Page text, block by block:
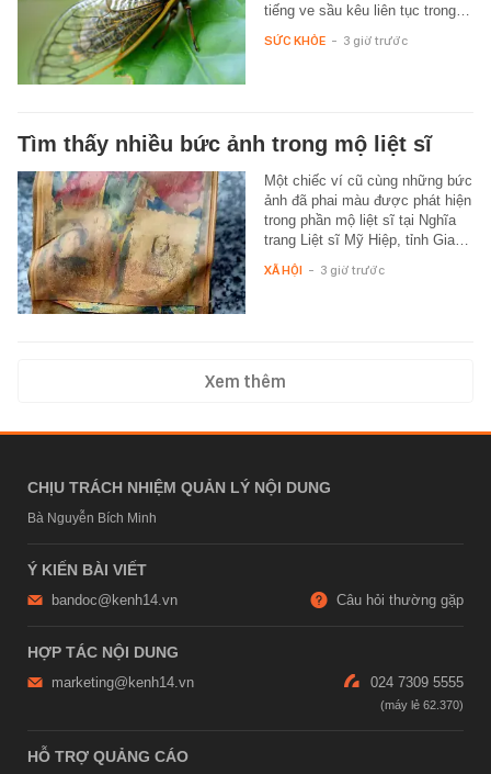
tiếng ve sầu kêu liên tục trong…
SỨC KHỎE - 3 giờ trước
Tìm thấy nhiều bức ảnh trong mộ liệt sĩ
Một chiếc ví cũ cùng những bức
ảnh đã phai màu được phát hiện
trong phần mộ liệt sĩ tại Nghĩa
trang Liệt sĩ Mỹ Hiệp, tỉnh Gia…
XÃ HỘI - 3 giờ trước
Xem thêm
CHỊU TRÁCH NHIỆM QUẢN LÝ NỘI DUNG
Bà Nguyễn Bích Minh
Ý KIẾN BÀI VIẾT
bandoc@kenh14.vn Câu hỏi thường gặp
HỢP TÁC NỘI DUNG
marketing@kenh14.vn 024 7309 5555
HỖ TRỢ QUẢNG CÁO